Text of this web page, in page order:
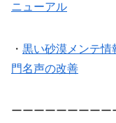
ニューアル
・ 黒い砂漠メンテ情
門名声の改善
ーーーーーーーーー